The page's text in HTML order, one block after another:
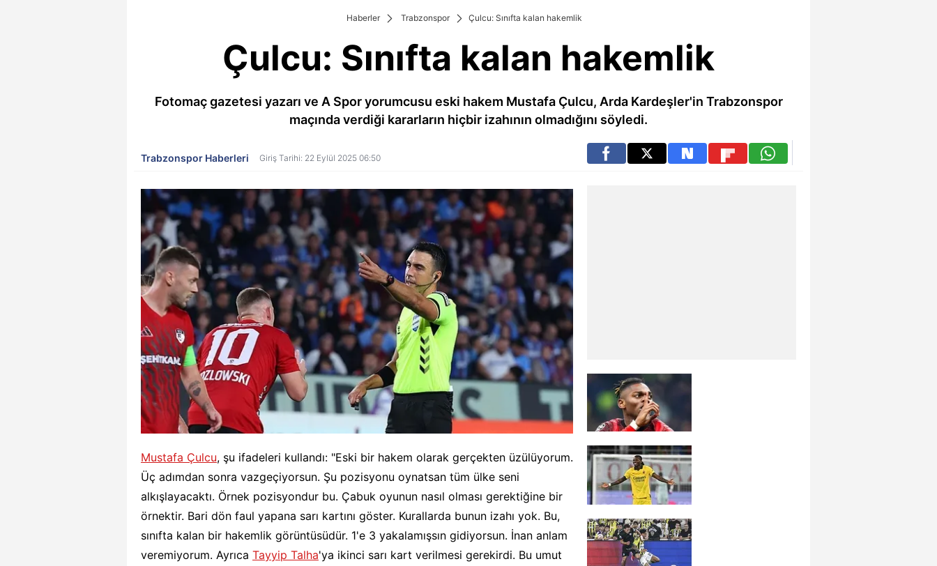
Haberler Trabzonspor Çulcu: Sınıfta kalan hakemlik
Çulcu: Sınıfta kalan hakemlik
Fotomaç gazetesi yazarı ve A Spor yorumcusu eski hakem Mustafa Çulcu, Arda Kardeşler'in Trabzonspor
maçında verdiği kararların hiçbir izahının olmadığını söyledi.
Trabzonspor Haberleri Giriş Tarihi: 22 Eylül 2025 06:50
Mustafa Çulcu, şu ifadeleri kullandı: "Eski bir hakem olarak gerçekten üzülüyorum.
Üç adımdan sonra vazgeçiyorsun. Şu pozisyonu oynatsan tüm ülke seni
alkışlayacaktı. Örnek pozisyondur bu. Çabuk oyunun nasıl olması gerektiğine bir
örnektir. Bari dön faul yapana sarı kartını göster. Kurallarda bunun izahı yok. Bu,
sınıfta kalan bir hakemlik görüntüsüdür. 1'e 3 yakalamışsın gidiyorsun. İnan anlam
veremiyorum. Ayrıca Tayyip Talha'ya ikinci sarı kart verilmesi gerekirdi. Bu umut